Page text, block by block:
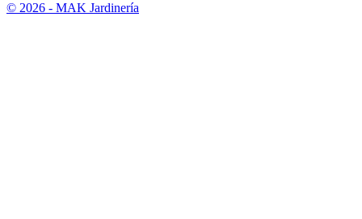
© 2026 - MAK Jardinería